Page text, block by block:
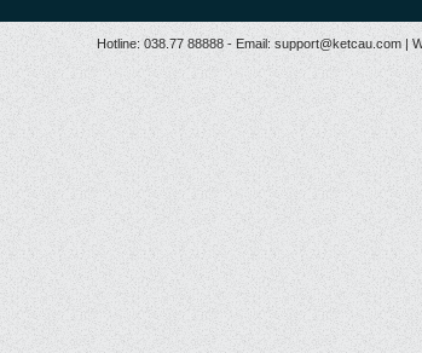
Hotline: 038.77 88888 - Email: support@ketcau.com |